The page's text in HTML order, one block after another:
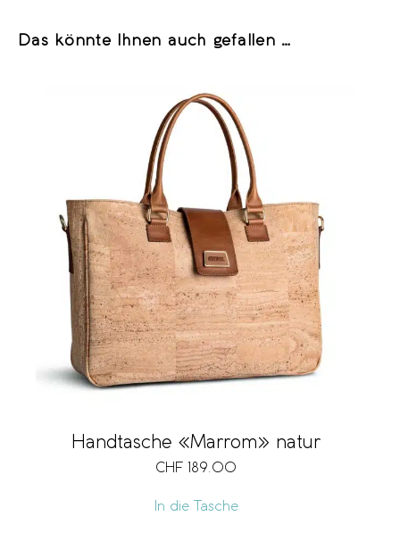
Das könnte Ihnen auch gefallen …
Handtasche «Marrom» natur
CHF 189.00
In die Tasche